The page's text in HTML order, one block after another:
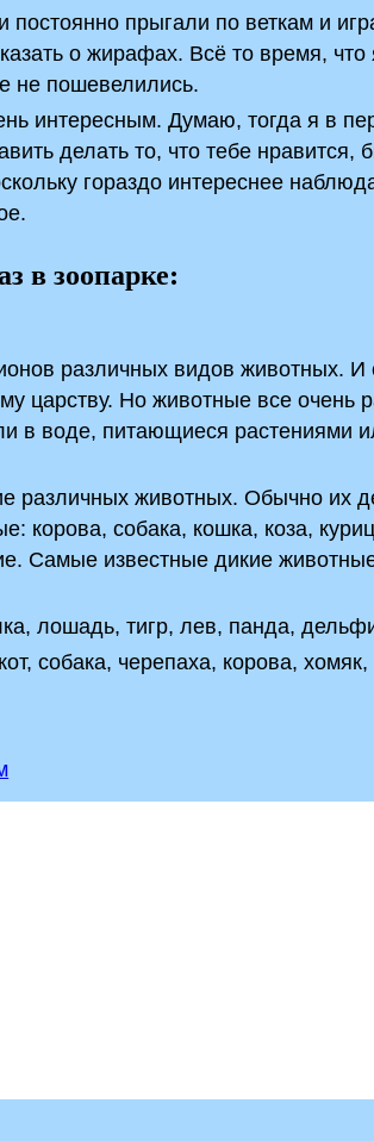
прыгали по веткам и
о жирафах. Всё то время,
не пошевелились.
интересным. Думаю, тогда я в
делать то, что тебе нравится,
гораздо интереснее
в зоопарке:
различных видов животных. И
царству. Но животные все
в воде, питающиеся растениями
различных животных. Обычно их
корова, собака, кошка, коза,
Самые известные дикие
лошадь, тигр, лев, панда,
собака, черепаха, корова, хомяк,